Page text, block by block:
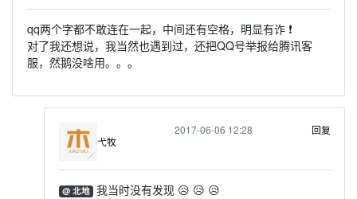
qq两个字都不敢连在一起，中间还有空格，明显有诈 ❗
对了我还想说，我当然也遇到过，还把QQ号举报给腾讯客
服，然鹅没啥用。。。
弋牧
2017-06-06 12:28 回复
@ 北地 我当时没有发现 😥 😥 😥